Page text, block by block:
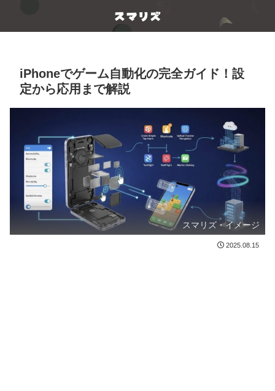
iPhoneでゲーム自動化の完全ガイド！設
定から応用まで解説
スマリズ・イメージ
2025.08.15